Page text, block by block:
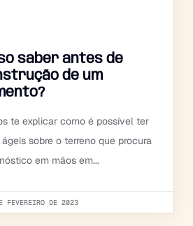
saber antes de
de um
te explicar como é possível ter
sobre o terreno que procura
em mãos em...
FEVEREIRO DE 2023